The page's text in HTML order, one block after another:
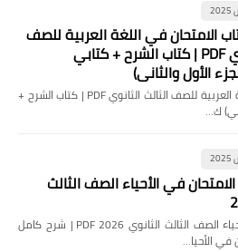
الامتحان في اللغة العربية للصف
الثالث الثانوي PDF | كتاب الشرح + كتابي
الأول والثاني)
📘 تحميل كتاب الامتحان في اللغة العربية للصف الثالث الثانوي PDF | كتاب الشرح +
ك…
في الأحياء الصف الثالث
📘 تحميل كتاب الامتحان في الأحياء الصف الثالث الثانوي 2026 PDF | شرح كامل
في الأحيا…